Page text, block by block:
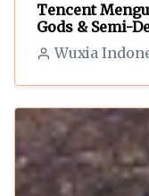
Tencent
Gods & Semi-
Wuxia